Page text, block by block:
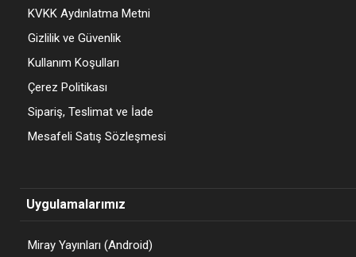
KVKK Aydınlatma Metni
Gizlilik ve Güvenlik
Kullanım Koşulları
Çerez Politikası
Sipariş, Teslimat ve İade
Mesafeli Satış Sözleşmesi
Uygulamalarımız
Miray Yayınları (Android)